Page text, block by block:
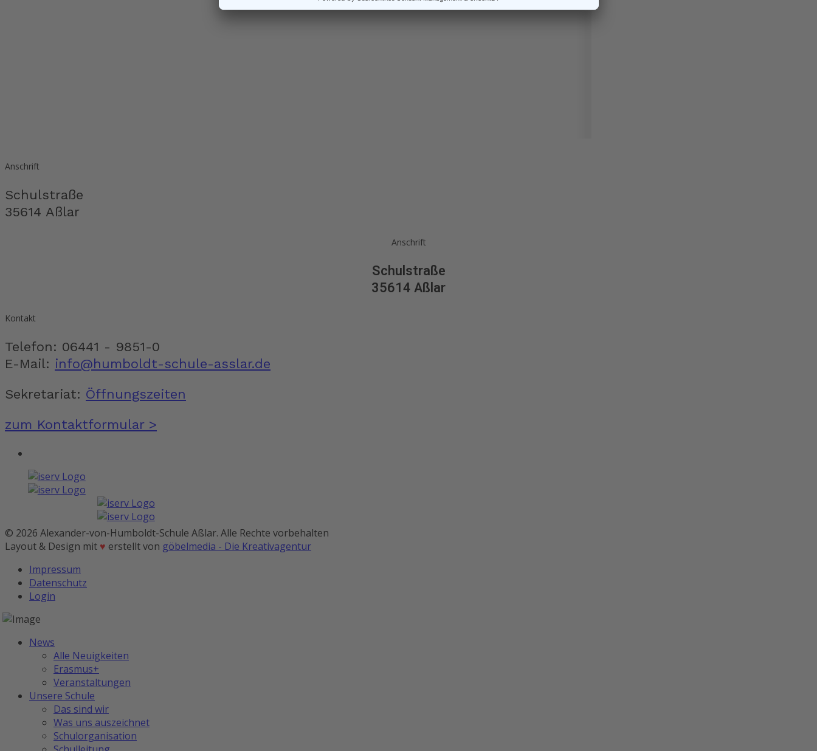
Anschrift
Schulstraße
35614 Aßlar
Anschrift
Schulstraße
35614 Aßlar
Kontakt
Telefon: 06441 - 9851-0
E-Mail: info@humboldt-schule-asslar.de
Sekretariat: Öffnungszeiten
zum Kontaktformular >
© 2026 Alexander-von-Humboldt-Schule Aßlar. Alle Rechte vorbehalten
Layout & Design mit ♥ erstellt von göbelmedia - Die Kreativagentur
Impressum
Datenschutz
Login
News
Alle Neuigkeiten
Erasmus+
Veranstaltungen
Unsere Schule
Das sind wir
Was uns auszeichnet
Schulorganisation